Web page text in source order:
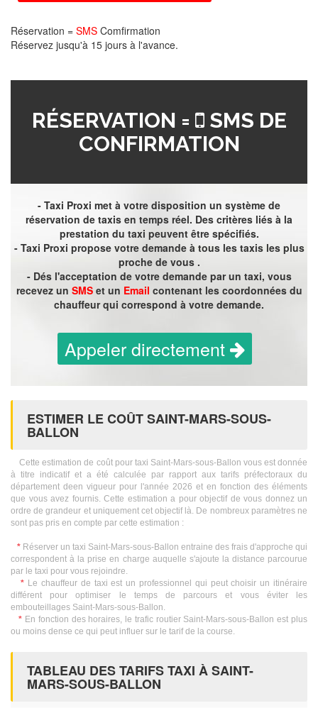
Réservation = SMS Comfirmation
Réservez jusqu'à 15 jours à l'avance.
RÉSERVATION =
SMS DE
CONFIRMATION
- Taxi Proxi met à votre disposition un système de
réservation de taxis en temps réel. Des critères liés à la
prestation du taxi peuvent être spécifiés.
- Taxi Proxi propose votre demande à tous les taxis les plus
proche de vous .
- Dés l'acceptation de votre demande par un taxi, vous
recevez un SMSet un Email contenant les coordonnées du
chauffeur qui correspond à votre demande.
Appeler directement
ESTIMER LE COÛT SAINT-MARS-SOUS-
BALLON
Cette estimation de coût pour taxi Saint-Mars-sous-Ballon vous est donnée
à titre indicatif et a été calculée par rapport aux tarifs préfectoraux du
département deen vigueur pour l'année 2026 et en fonction des éléments
que vous avez fournis. Cette estimation a pour objectif de vous donnez un
ordre de grandeur et uniquement cet objectif là. De nombreux paramètres ne
sont pas pris en compte par cette estimation :
* Réserver un taxi Saint-Mars-sous-Ballon entraine des frais d'approche qui
correspondent à la prise en charge auquelle s'ajoute la distance parcourue
par le taxi pour vous rejoindre.
* Le chauffeur de taxi est un professionnel qui peut choisir un itinéraire
différent pour optimiser le temps de parcours et vous éviter les
embouteillages Saint-Mars-sous-Ballon.
* En fonction des horaires, le trafic routier Saint-Mars-sous-Ballon est plus
ou moins dense ce qui peut influer sur le tarif de la course.
TABLEAU DES TARIFS TAXI À SAINT-
MARS-SOUS-BALLON